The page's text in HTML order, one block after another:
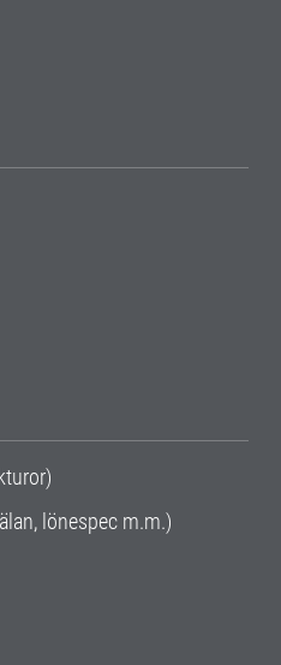
lönespec m.m.)